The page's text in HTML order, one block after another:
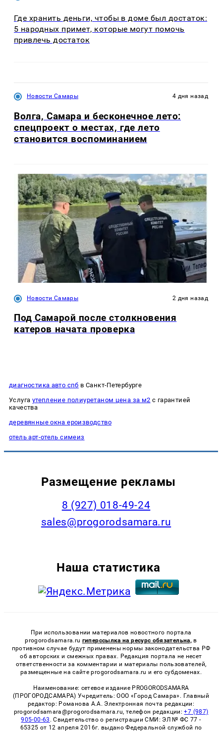
Где хранить деньги, чтобы в доме был достаток:
5 народных примет, которые могут помочь
привлечь достаток
Новости Самары 4 дня назад
Волга, Самара и бесконечное лето:
спецпроект о местах, где лето
становится воспоминанием
Новости Самары 2 дня назад
Под Самарой после столкновения
катеров начата проверка
диагностика авто спб в Санкт-Петербурге
Услуга утепление полиуретаном цена за м2 с гарантией
качества
деревянные окна ероизводство
отель арт-отель симеиз
Размещение рекламы
8 (927) 018-49-24
sales@progorodsamara.ru
Наша статистика
При использовании материалов новостного портала
progorodsamara.ru гиперссылка на ресурс обязательна, в
противном случае будут применены нормы законодательства РФ
об авторских и смежных правах. Редакция портала не несет
ответственности за комментарии и материалы пользователей,
размещенные на сайте progorodsamara.ru и его субдоменах.
Наименование: сетевое издание PROGORODSAMARA
(ПРОГОРОДСАМАРА) Учредитель: ООО «Город Самара». Главный
редактор: Романова А.А. Электронная почта редакции:
progorodsamara@progorodsamara.ru, телефон редакции:+7 (987)
905-00-63 . Свидетельство о регистрации СМИ: ЭЛ № ФС 77 -
65325 от 12 апреля 2016г. выдано Федеральной службой по